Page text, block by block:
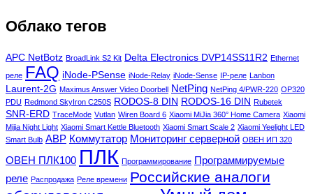
Облако тегов
APC NetBotz BroadLink S2 Kit Delta Electronics DVP14SS11R2 Ethernet
реле FAQ iNode-PSense iNode-Relay iNode-Sense IP-реле Lanbon
Laurent-2G Maximus Answer Video Doorbell NetPing NetPing 4/PWR-220 OP320
PDU Redmond SkyIron C250S RODOS-8 DIN RODOS-16 DIN Rubetek
SNR-ERD TraceMode Vutlan Wiren Board 6 Xiaomi MiJia 360° Home Camera Xiaomi
Mijia Night Light Xiaomi Smart Kettle Bluetooth Xiaomi Smart Scale 2 Xiaomi Yeelight LED
Smart Bulb АВР Коммутатор Мониторинг серверной ОВЕН ИП 320
ОВЕН ПЛК100 ПЛК Программирование Программируемые
реле Распродажа Реле времени Российские аналоги